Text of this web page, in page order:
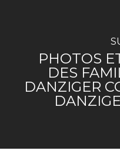
PHOTOS
DES
DANZIGER